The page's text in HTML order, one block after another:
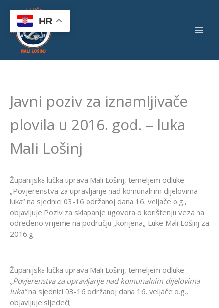
content
Javni poziv za iznamljivače
plovila u 2016. god. – luka
Mali Lošinj
Županijska lučka uprava Mali Lošinj, temeljem odluke
„Povjerenstva za upravljanje nad komunalnim dijelovima
luka“ na sjednici 03-16 održanoj dana 16. veljače o.g.,
objavljuje Poziv za sklapanje ugovora o korištenju veza na
određeno vrijeme na području „korijena„ Luke Mali Lošinj za
2016.g.
Županijska lučka uprava Mali Lošinj, temeljem odluke
„Povjerenstva za upravljanje nad komunalnim dijelovima
luka“na sjednici 03-16 održanoj dana 16. veljače o.g.,
objavljuje sljedeći;
HR